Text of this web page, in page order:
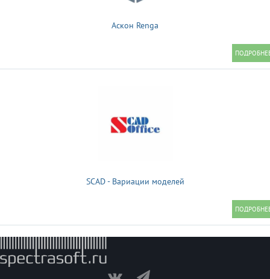
Аскон Renga
SCAD - Вариации моделей